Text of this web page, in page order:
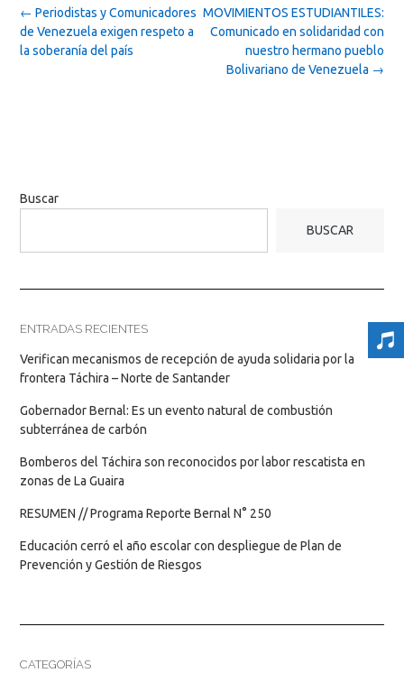
Post
navigation
MOVIMIENTOS ESTUDIANTILES:
Comunicado en solidaridad con
nuestro hermano pueblo
Bolivariano de Venezuela →
← Periodistas y Comunicadores
de Venezuela exigen respeto a
la soberanía del país
Buscar
BUSCAR
ENTRADAS RECIENTES
Verifican mecanismos de recepción de ayuda solidaria por la
frontera Táchira – Norte de Santander
Gobernador Bernal: Es un evento natural de combustión
subterránea de carbón
Bomberos del Táchira son reconocidos por labor rescatista en
zonas de La Guaira
RESUMEN // Programa Reporte Bernal N° 250
Educación cerró el año escolar con despliegue de Plan de
Prevención y Gestión de Riesgos
CATEGORÍAS